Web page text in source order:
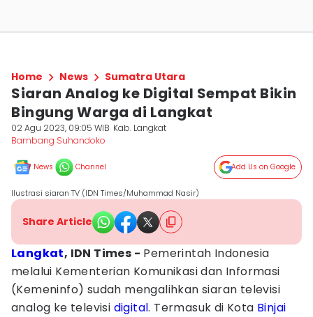
Home News Sumatra Utara
Siaran Analog ke Digital Sempat Bikin
Bingung Warga di Langkat
02 Agu 2023, 09:05 WIB Kab. Langkat
Bambang Suhandoko
News Channel Add Us on Google
Ilustrasi siaran TV (IDN Times/Muhammad Nasir)
Share Article
Langkat, IDN Times - Pemerintah Indonesia
melalui Kementerian Komunikasi dan Informasi
(Kemeninfo) sudah mengalihkan siaran televisi
analog ke televisi digital. Termasuk di Kota Binjai